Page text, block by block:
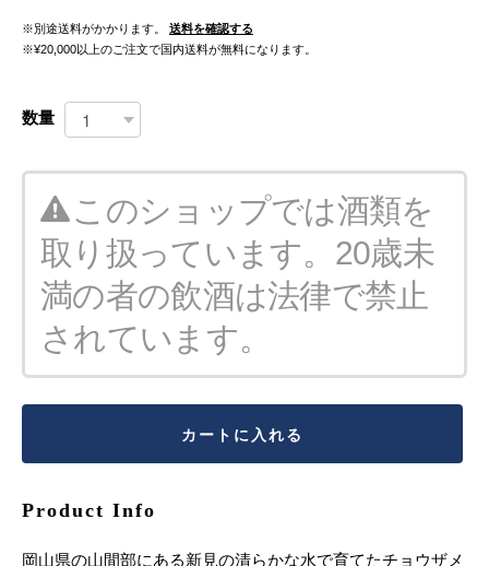
※別途送料がかかります。
送料を確認する
※¥20,000以上のご注文で国内送料が無料になります。
数量
このショップでは酒類を
取り扱っています。20歳未
満の者の飲酒は法律で禁止
されています。
カートに入れる
Product Info
岡山県の山間部にある新見の清らかな水で育てたチョウザメ